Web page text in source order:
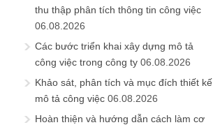
thu thập phân tích thông tin công việc
06.08.2026
Các bước triển khai xây dựng mô tả
công việc trong công ty 06.08.2026
Khảo sát, phân tích và mục đích thiết kế
mô tả công việc 06.08.2026
Hoàn thiện và hướng dẫn cách làm cơ